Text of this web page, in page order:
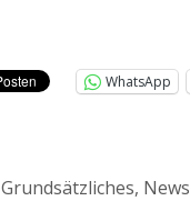
WhatsApp
Grundsätzliches, News